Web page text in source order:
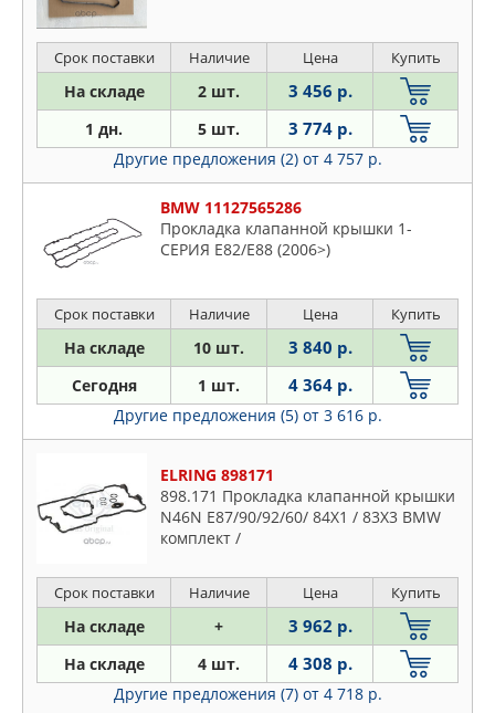
Срок поставки Наличие Цена Купить
На складе 2 шт. 3 456 р.
1 дн. 5 шт. 3 774 р.
Другие предложения (2) от 4 757 р.
BMW 11127565286
Прокладка клапанной крышки 1-
СЕРИЯ E82/E88 (2006>)
Срок поставки Наличие Цена Купить
На складе 10 шт. 3 840 р.
Сегодня 1 шт. 4 364 р.
Другие предложения (5) от 3 616 р.
ELRING 898171
898.171 Прокладка клапанной крышки
N46N E87/90/92/60/ 84X1 / 83X3 BMW
комплект /
Срок поставки Наличие Цена Купить
На складе + 3 962 р.
На складе 4 шт. 4 308 р.
Другие предложения (7) от 4 718 р.